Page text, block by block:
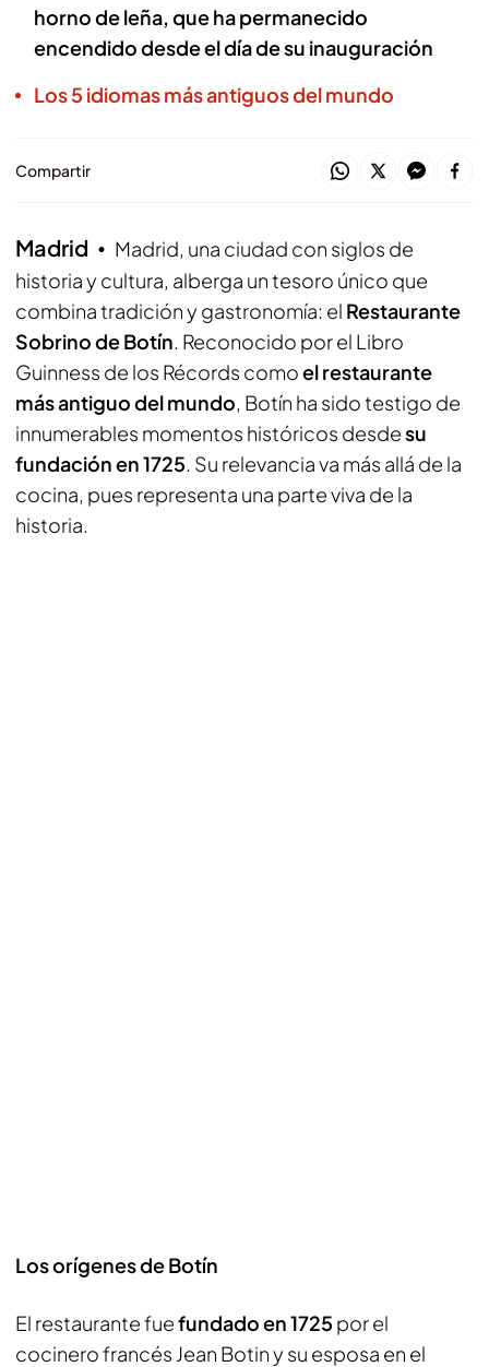
horno de leña, que ha permanecido
encendido desde el día de su inauguración
Los 5 idiomas más antiguos del mundo
Compartir
Madrid
Madrid, una ciudad con siglos de
historia y cultura, alberga un tesoro único que
combina tradición y gastronomía: el Restaurante
Sobrino de Botín. Reconocido por el Libro
Guinness de los Récords comoel restaurante
más antiguo del mundo, Botín ha sido testigo de
innumerables momentos históricos desdesu
fundación en 1725. Su relevancia va más allá de la
cocina, pues representa una parte viva de la
historia.
Los orígenes de Botín
El restaurante fuefundado en 1725 por el
cocinero francés Jean Botin y su esposa en el